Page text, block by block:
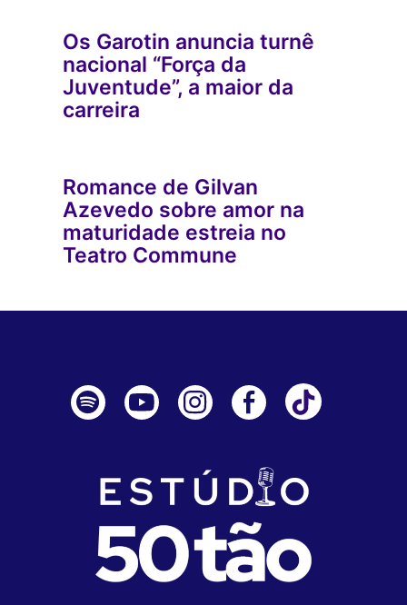
Os Garotin anuncia turnê
nacional “Força da
Juventude”, a maior da
carreira
Romance de Gilvan
Azevedo sobre amor na
maturidade estreia no
Teatro Commune